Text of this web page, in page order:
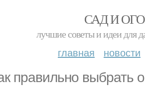
САД И
лучшие советы и идеи для
главная новости
правильно выбрать